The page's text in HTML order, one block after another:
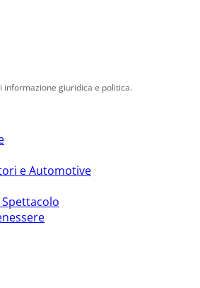
informazione giuridica e politica.
e Automotive